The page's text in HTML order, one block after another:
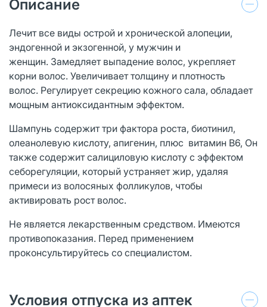
Описание
Лечит все виды острой и хронической алопеции,
эндогенной и экзогенной, у мужчин и
женщин. Замедляет выпадение волос, укрепляет
корни волос. Увеличивает толщину и плотность
волос. Регулирует секрецию кожного сала, обладает
мощным антиоксидантным эффектом.
Шампунь содержит три фактора роста, биотинил,
олеанолевую кислоту, апигенин, плюс витамин B6, Он
также содержит салициловую кислоту с эффектом
себорегуляции, который устраняет жир, удаляя
примеси из волосяных фолликулов, чтобы
активировать рост волос.
Не является лекарственным средством. Имеются
противопоказания. Перед применением
проконсультируйтесь со специалистом.
Условия отпуска из аптек